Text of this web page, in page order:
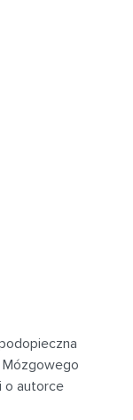
o autorce